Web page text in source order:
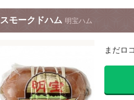
スモークドハム 明宝ハム
まだロ